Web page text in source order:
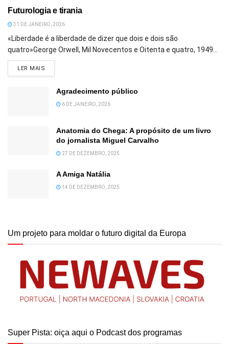
Futurologia e tirania
31 DE JANEIRO, 2026
«Liberdade é a liberdade de dizer que dois e dois são
quatro»George Orwell, Mil Novecentos e Oitenta e quatro, 1949...
LER MAIS
Agradecimento público
6 DE JANEIRO, 2026
Anatomia do Chega: A propósito de um livro
do jornalista Miguel Carvalho
27 DE DEZEMBRO, 2025
A Amiga Natália
14 DE DEZEMBRO, 2025
Um projeto para moldar o futuro digital da Europa
Super Pista: oiça aqui o Podcast dos programas